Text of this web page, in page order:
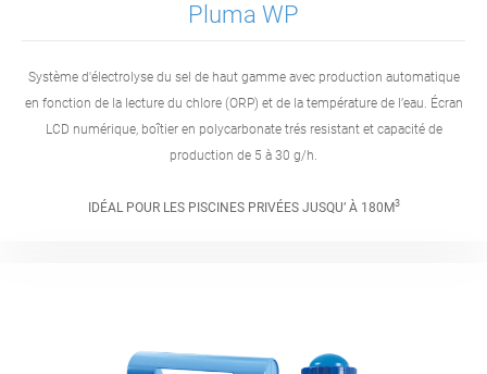
Pluma WP
Système d'électrolyse du sel de haut gamme avec production automatique
en fonction de la lecture du chlore (ORP) et de la température de l’eau. Écran
LCD numérique, boîtier en polycarbonate trés resistant et capacité de
production de 5 à 30 g/h.
IDÉAL POUR LES PISCINES PRIVÉES JUSQU’ À 180M3